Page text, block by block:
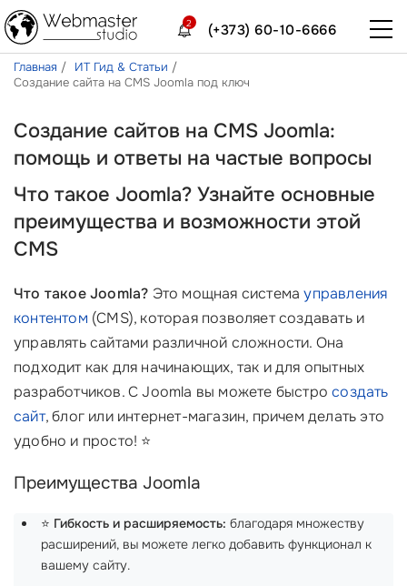
(+373) 60-10-6666
2
Главная
ИТ Гид & Статьи
Создание сайта на CMS Joomla под ключ
Создание сайтов на CMS Joomla:
помощь и ответы на частые вопросы
Что такое Joomla? Узнайте основные
преимущества и возможности этой
CMS
Что такое Joomla? Это мощная системауправления
контентом (CMS), которая позволяет создавать и
управлять сайтами различной сложности. Она
подходит как для начинающих, так и для опытных
разработчиков. С Joomla вы можете быстросоздать
сайт, блог или интернет-магазин, причем делать это
удобно и просто! ⭐
Преимущества Joomla
⭐️ Гибкость и расширяемость: благодаря множеству
расширений, вы можете легко добавить функционал к
вашему сайту.